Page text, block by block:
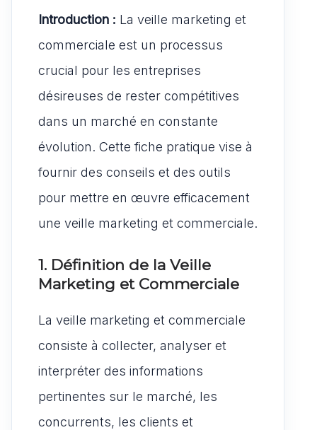
Introduction : La veille marketing et
commerciale est un processus
crucial pour les entreprises
désireuses de rester compétitives
dans un marché en constante
évolution. Cette fiche pratique vise à
fournir des conseils et des outils
pour mettre en œuvre efficacement
une veille marketing et commerciale.
1. Définition de la Veille
Marketing et Commerciale
La veille marketing et commerciale
consiste à collecter, analyser et
interpréter des informations
pertinentes sur le marché, les
concurrents, les clients et